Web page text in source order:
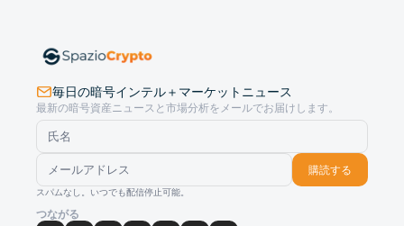
毎日の暗号インテル＋マーケットニュース
最新の暗号資産ニュースと市場分析をメールでお届けします。
購読する
スパムなし。いつでも配信停止可能。
つながる